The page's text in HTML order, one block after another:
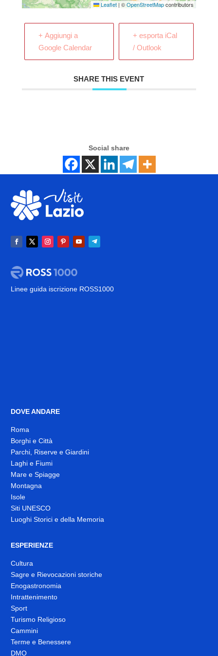
Leaflet | ©OpenStreetMapcontributors
+ Aggiungi a
Google Calendar
+ esporta iCal
/ Outlook
SHARE THIS EVENT
Social share
Linee guida iscrizione ROSS1000
DOVE ANDARE
Roma
Borghi e Città
Parchi, Riserve e Giardini
Laghi e Fiumi
Mare e Spiagge
Montagna
Isole
Siti UNESCO
Luoghi Storici e della Memoria
ESPERIENZE
Cultura
Sagre e Rievocazioni storiche
Enogastronomia
Intrattenimento
Sport
Turismo Religioso
Cammini
Terme e Benessere
DMO